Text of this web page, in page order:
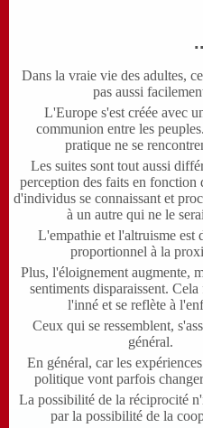
Dans la vraie vie des adultes,
pas aussi
L'Europe s'est créée avec
communion entre les
pratique ne se
Les suites sont tout aussi
perception des faits en fonction
d'individus se connaissant et
à un autre qui ne le
L'empathie et l'altruisme est
proportionnel à la
Plus, l'éloignement augmente,
sentiments disparaissent.
l'inné et se reflète à
Ceux qui se ressemblent,
général.
En général, car les
politique vont parfois
La possibilité de la réciprocité
par la possibilité de la